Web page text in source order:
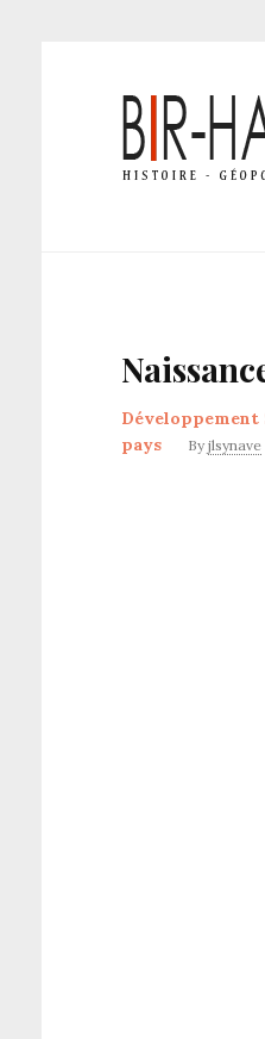
pays
By jlsynave